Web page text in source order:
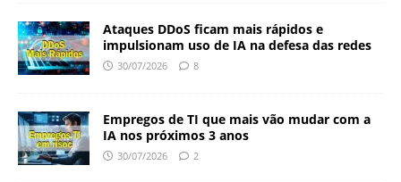
Ataques DDoS ficam mais rápidos e
impulsionam uso de IA na defesa das redes
30/07/2026 8
Empregos de TI que mais vão mudar com a
IA nos próximos 3 anos
30/07/2026 2